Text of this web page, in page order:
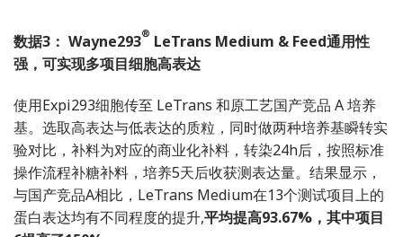
数据3： Wayne293® LeTrans Medium & Feed通用性
强，可实现多项目细胞高表达
使用Expi293细胞传至 LeTrans 和原工艺国产竞品 A 培养
基。选取高表达与低表达的质粒，同时做两种培养基瞬转实
验对比，补料为对应的商业化补料，转染24h后，按照标准
操作流程补糖补料，培养5天后收获测表达量。结果显示，
与国产竞品A相比，LeTrans Medium在13个测试项目上的
蛋白表达均有不同程度的提升,平均提高93.67%，其中项目